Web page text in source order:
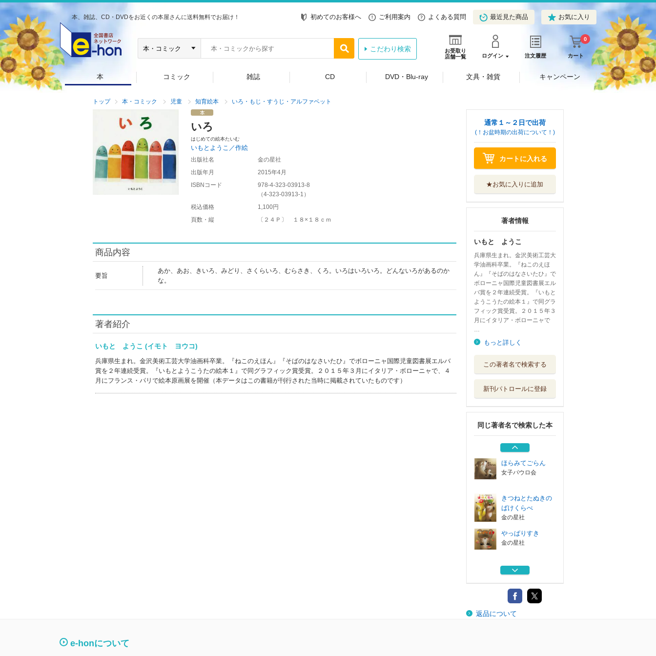
本、雑誌、CD・DVDをお近くの本屋さんに送料無料でお届け！ 初めてのお客様へ ご利用案内 よくある質問 最近見た商品 お気に入り
お受取り
店舗一覧
ログイン 注文履歴 カート
0
こだわり検索
本 コミック 雑誌 CD DVD・Blu-ray 文具・雑貨 キャンペーン
トップ 本・コミック 児童 知育絵本 いろ・もじ・すうじ・アルファベット
いろ
はじめての絵本たいむ
いもとようこ／作絵
出版社名
金の星社
出版年月
2015年4月
ISBNコード
978-4-323-03913-8
（4-323-03913-1 ）
税込価格
1,100円
頁数・縦
〔２４Ｐ〕 １８×１８ｃｍ
商品内容
要旨
あか、あお、きいろ、みどり、さくらいろ、むらさき、くろ。いろはいろいろ。どんないろがあるのか
な。
著者紹介
いもと ようこ (イモト ヨウコ)
兵庫県生まれ。金沢美術工芸大学油画科卒業。『ねこのえほん』『そばのはなさいたひ』でボローニャ国際児童図書展エルバ
賞を２年連続受賞。『いもとようこうたの絵本１』で同グラフィック賞受賞。２０１５年３月にイタリア・ボローニャで、４
月にフランス・パリで絵本原画展を開催（本データはこの書籍が刊行された当時に掲載されていたものです）
通常１～２日で出荷
(！お盆時期の出荷について！)
カートに入れる
★お気に入りに追加
著者情報
いもと ようこ
兵庫県生まれ。金沢美術工芸大
学油画科卒業。『ねこのえほ
ん』『そばのはなさいたひ』で
ボローニャ国際児童図書展エル
バ賞を２年連続受賞。『いもと
ようこうたの絵本１』で同グラ
フィック賞受賞。２０１５年３
月にイタリア・ボローニャで
…
もっと詳しく
この著者名で検索する
新刊パトロールに登録
同じ著者名で検索した本
金の星社
おおきなこえでい
世界文化ワンダ...
ほしのぎんか
金の星社
ほらみてごらん
女子パウロ会
きつねとたぬきの
ばけくらべ
金の星社
やっぱりすき
金の星社
おおきなこえでい
世界文化ワンダ...
ほしのぎんか
金の星社
返品について
e-honについて